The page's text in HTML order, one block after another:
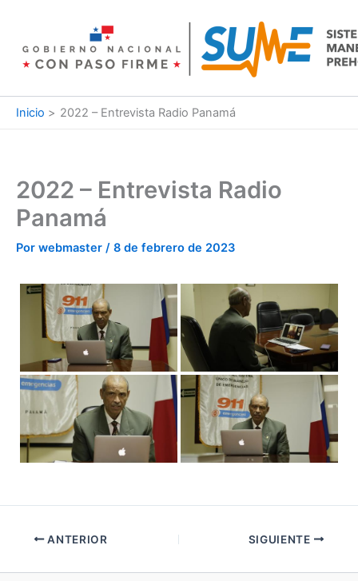
contenido
Inicio 2022 – Entrevista Radio Panamá
2022 – Entrevista Radio
Panamá
Por webmaster / 8 de febrero de 2023
ANTERIOR SIGUIENTE